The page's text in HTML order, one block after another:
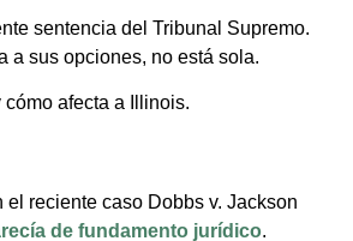
sentencia del Tribunal Supremo.
a sus opciones, no está sola.
afecta a Illinois.
reciente caso Dobbs v. Jackson
de fundamento jurídico.